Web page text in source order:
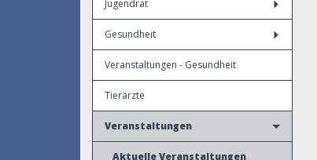
Jugendrat
Gesundheit
Veranstaltungen - Gesundheit
Tierärzte
Veranstaltungen
Aktuelle Veranstaltungen